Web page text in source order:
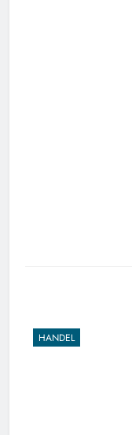
HANDEL